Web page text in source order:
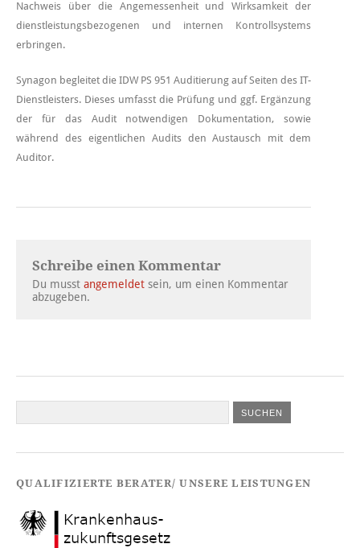
Nachweis über die Angemessenheit und Wirksamkeit der
dienstleistungsbezogenen und internen Kontrollsystems
erbringen.
Synagon begleitet die IDW PS 951 Auditierung auf Seiten des IT-
Dienstleisters. Dieses umfasst die Prüfung und ggf. Ergänzung
der für das Audit notwendigen Dokumentation, sowie
während des eigentlichen Audits den Austausch mit dem
Auditor.
Schreibe einen Kommentar
Du musst angemeldet sein, um einen Kommentar
abzugeben.
QUALIFIZIERTE BERATER/ UNSERE LEISTUNGEN